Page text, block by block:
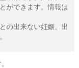
ができます。情報は
の出来ない妊娠、出